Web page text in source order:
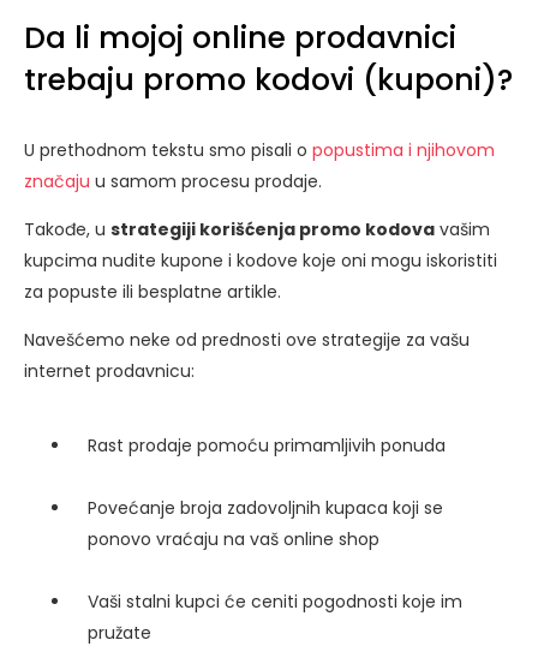
Da li mojoj online prodavnici
trebaju promo kodovi (kuponi)?
U prethodnom tekstu smo pisali o popustima i njihovom
značaju u samom procesu prodaje.
Takođe, u strategiji korišćenja promo kodova vašim
kupcima nudite kupone i kodove koje oni mogu iskoristiti
za popuste ili besplatne artikle.
Navešćemo neke od prednosti ove strategije za vašu
internet prodavnicu:
Rast prodaje pomoću primamljivih ponuda
Povećanje broja zadovoljnih kupaca koji se
ponovo vraćaju na vaš online shop
Vaši stalni kupci će ceniti pogodnosti koje im
pružate